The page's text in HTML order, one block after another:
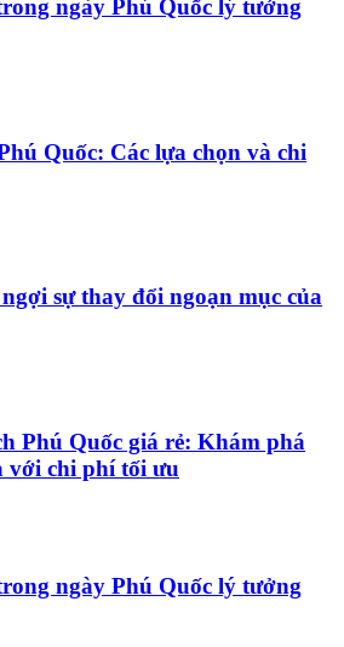
ngày Phú Quốc lý tưởng
Quốc: Các lựa chọn và chi
sự thay đổi ngoạn mục của
Phú Quốc giá rẻ: Khám phá
với chi phí tối ưu
ngày Phú Quốc lý tưởng